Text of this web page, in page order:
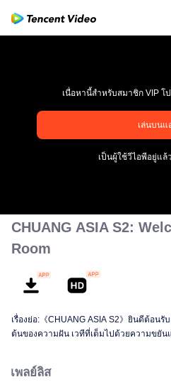
pay
เนื่อหานี้สำหรับสมาชิก VIP โ
เล่นบนแ
เป็นผู้ใช้วีไอพีอยู่แล้
CHUANG ASIA S2:
Room
เรื่องย่อ:《CHUANG ASIA S2》ยินดีต้อน
ต้นของความฝัน เวทีที่เต็มไปด้วยความขยัน
ฝึกซ้อมของพวกเขามั้ย?
เพลย์ลิส